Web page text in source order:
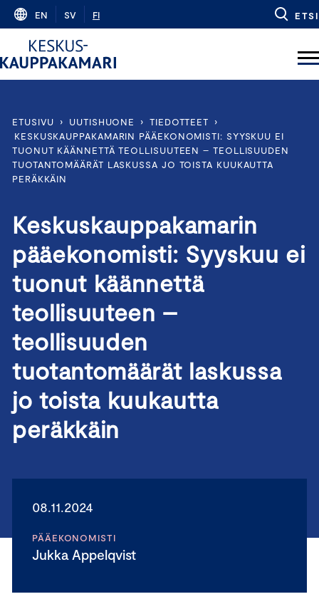
Skip
content
EN SV FI ETSI
ETUSIVU › UUTISHUONE › TIEDOTTEET
›
KESKUSKAUPPAKAMARIN PÄÄEKONOMISTI: SYYSKUU EI
TUONUT KÄÄNNETTÄ TEOLLISUUTEEN – TEOLLISUUDEN
TUOTANTOMÄÄRÄT LASKUSSA JO TOISTA KUUKAUTTA
PERÄKKÄIN
Keskuskauppakamarin
pääekonomisti: Syyskuu ei
tuonut käännettä
teollisuuteen –
teollisuuden
tuotantomäärät laskussa
jo toista kuukautta
peräkkäin
08.11.2024
PÄÄEKONOMISTI
Jukka Appelqvist